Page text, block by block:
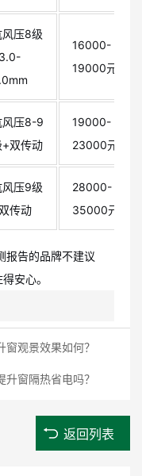
风压8级
16000-
19000元
风压8-9
+双传动
19000-
23000元
风压9级
传动
28000-
35000元
报告的品牌不建议
安心。
观景效果如何？
窗隔热省电吗？
返回列表